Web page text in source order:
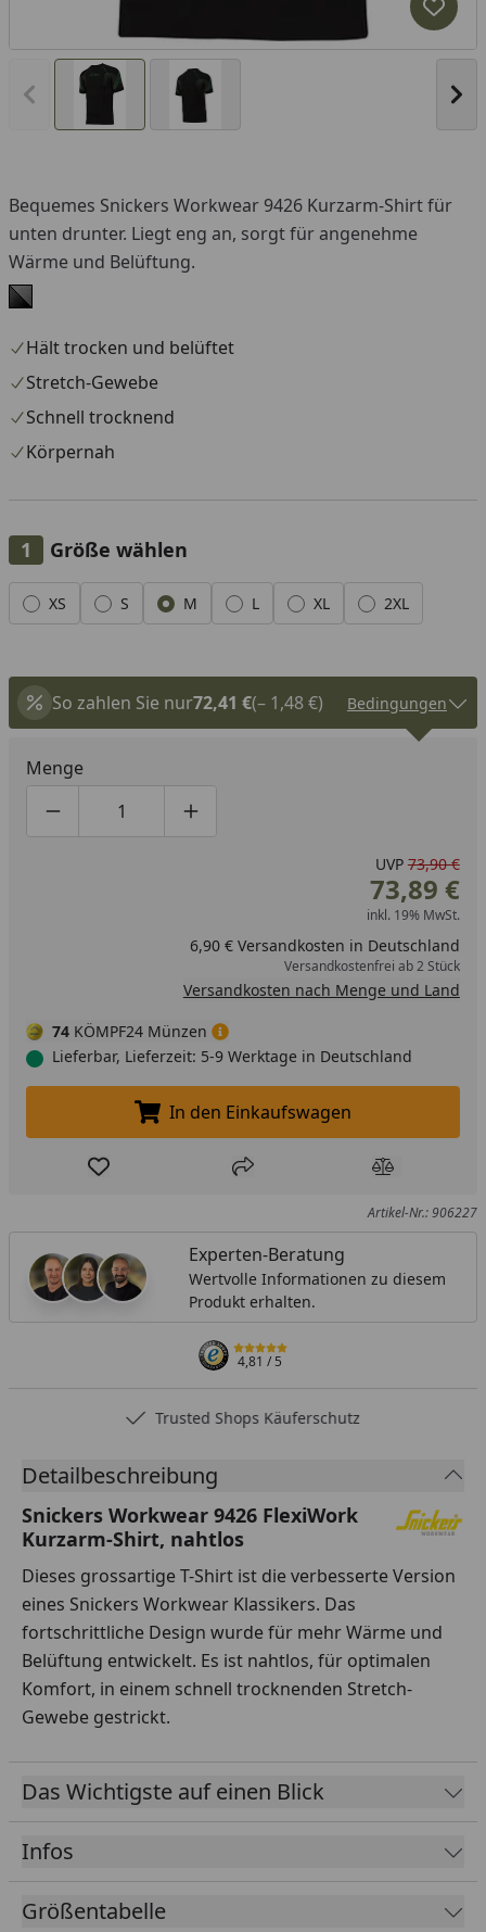
Vorheriges Bild anzeigen
Bequemes Snickers Workwear 9426 Kurzarm-Shirt für
unten drunter. Liegt eng an, sorgt für angenehme
Wärme und Belüftung.
Hält trocken und belüftet
Stretch-Gewebe
Schnell trocknend
Körpernah
Größe wählen
Alle anzeigen (6)
XS S M L XL 2XL
So zahlen Sie nur72,41 €(– 1,48 €) Bedingungen
Menge
Produktmenge um eins verringern
Produktmenge manuell eingeben
Produktmenge um eins erhöhen
UVP 73,90 €
73,89 €
inkl. 19% MwSt.
6,90 € Versandkosten in Deutschland
Versandkostenfrei ab 2 Stück
Versandkosten nach Menge und Land
74 KÖMPF24 Münzen
Lieferbar, Lieferzeit: 5-9 Werktage in Deutschland
In den Einkaufswagen legen
In den Einkaufswagen
Produkt zur Wunschliste hinzufügen
Teilen Produkt
Artikel-Nr.: 906227
Experten-Beratung
Wertvolle Informationen zu diesem
Produkt erhalten.
4,81/ 5
Trusted Shops Käuferschutz
Detailbeschreibung
Snickers Workwear 9426 FlexiWork
Kurzarm-Shirt, nahtlos
Dieses grossartige T-Shirt ist die verbesserte Version
eines Snickers Workwear Klassikers. Das
fortschrittliche Design wurde für mehr Wärme und
Belüftung entwickelt. Es ist nahtlos, für optimalen
Komfort, in einem schnell trocknenden Stretch-
Gewebe gestrickt.
Das Wichtigste auf einen Blick
Infos
Größentabelle